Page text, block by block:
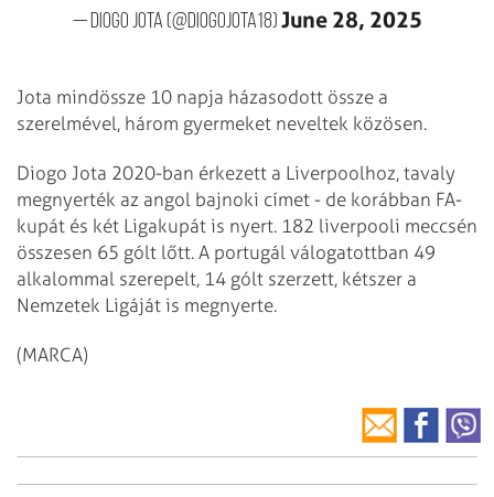
— Diogo Jota (@DiogoJota18) June 28, 2025
Jota mindössze 10 napja házasodott össze a
szerelmével, három gyermeket neveltek közösen.
Diogo Jota 2020-ban érkezett a Liverpoolhoz, tavaly
megnyerték az angol bajnoki címet - de korábban FA-
kupát és két Ligakupát is nyert. 182 liverpooli meccsén
összesen 65 gólt lőtt. A portugál válogatottban 49
alkalommal szerepelt, 14 gólt szerzett, kétszer a
Nemzetek Ligáját is megnyerte.
(MARCA)